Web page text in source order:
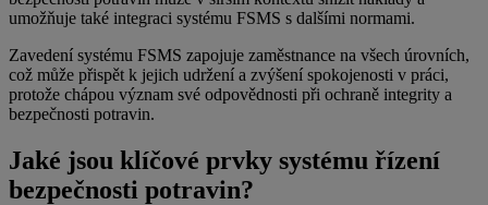
umožňuje také integraci systému FSMS s dalšími normami.
Zavedení systému FSMS zapojuje zaměstnance na všech úrovních,
což může přispět k jejich udržení a zvýšení spokojenosti v práci,
protože chápou význam své odpovědnosti při ochraně integrity a
bezpečnosti potravin.
Jaké jsou klíčové prvky systému řízení
bezpečnosti potravin?